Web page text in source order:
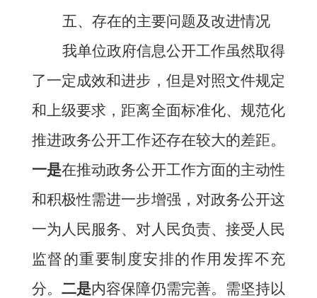
五、存在的主要问题及改进情况
我单位政府信息公开工作虽然取得
了一定成效和进步，但是对照文件规定
和上级要求，距离全面标准化、规范化
推进政务公开工作还存在较大的差距。
一是在推动政务公开工作方面的主动性
和积极性需进一步增强 ， 对政务公开这
一为人民服务、对人民负责、接受人民
监督的重要制度安排的作用发挥不充
分。二是内容保障仍需完善。需坚持以